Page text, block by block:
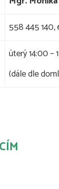
558 445 140,
úterý 14:00 –
(dále dle